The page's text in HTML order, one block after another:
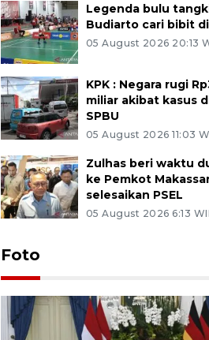
Legenda bulu
Budiarto cari bibit
05 August 2026 20:13
KPK : Negara rugi
miliar akibat kasus
SPBU
05 August 2026 11:03
Zulhas beri waktu
ke Pemkot
selesaikan PSEL
05 August 2026 6:13
Foto